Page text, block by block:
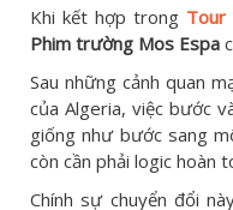
Khi kết hợp trong Tour
Phim trường Mos Espa
Sau những cảnh quan
của Algeria, việc bước
giống như bước sang
còn cần phải logic hoàn
Chính sự chuyển đổi